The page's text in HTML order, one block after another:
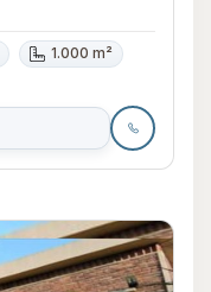
1.000 m²